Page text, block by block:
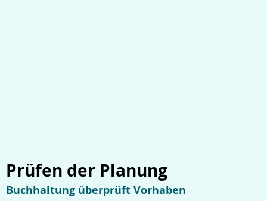
Prüfen der Planung
Buchhaltung überprüft Vorhaben